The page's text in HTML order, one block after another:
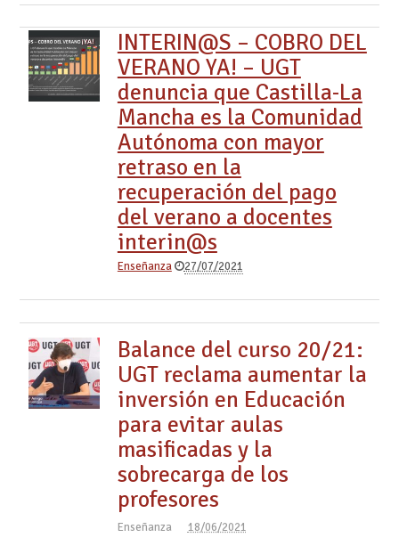
INTERIN@S – COBRO DEL
VERANO YA! – UGT
denuncia que Castilla-La
Mancha es la Comunidad
Autónoma con mayor
retraso en la
recuperación del pago
del verano a docentes
interin@s
Enseñanza 27/07/2021
Balance del curso 20/21:
UGT reclama aumentar la
inversión en Educación
para evitar aulas
masificadas y la
sobrecarga de los
profesores
Enseñanza 18/06/2021